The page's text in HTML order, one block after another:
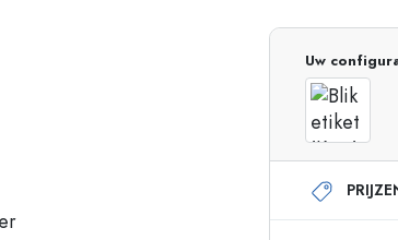
flessen
flessen 500 ml
Glazen flessen 750
Glazen flessen 1000
Uw